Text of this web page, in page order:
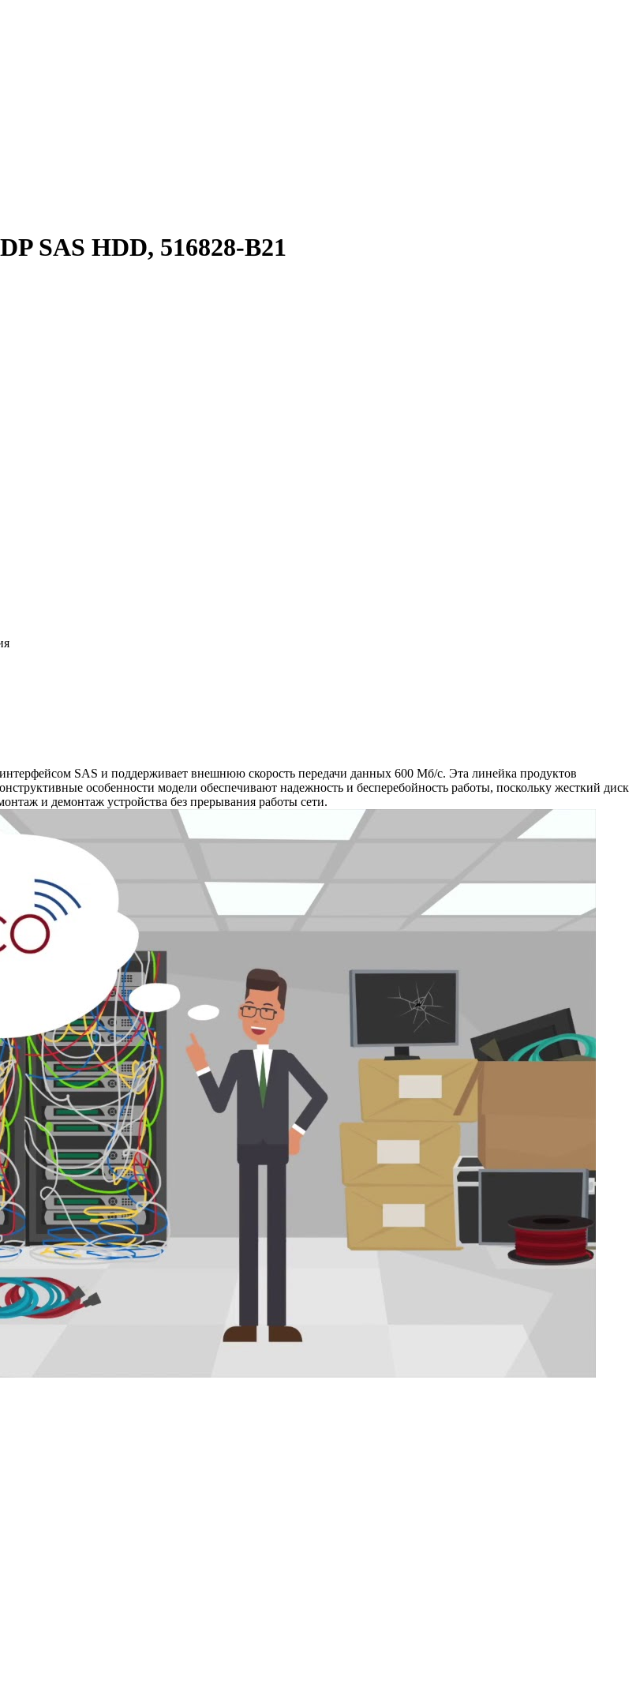
SAS HDD, 516828-B21
SAS и поддерживает внешнюю скорость передачи данных 600 Мб/с. Эта линейка продуктов
особенности модели обеспечивают надежность и бесперебойность работы, поскольку жесткий диск
и демонтаж устройства без прерывания работы сети.